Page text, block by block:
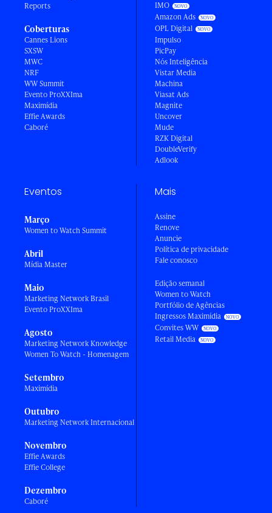
Reports
Coberturas
Cannes Lions
SXSW
MWC
NRF
WW Summit
Evento ProXXIma
Maximídia
Effie Awards
Caboré
IMO
Amazon Ads
OPL Digital
Impulso
PicPay
Nós Inteligência
Vistar Media
Machina
Viasat Ads
Magnite
Uncover
Mude
RZK Digital
DoubleVerify
Adlook
Eventos
Março
Women to Watch Summit
Abril
Mídia Master
Maio
Marketing Network Brasil
Evento ProXXIma
Agosto
Marketing Network Knowledge
Women To Watch - Homenagem
Setembro
Maximídia
Outubro
Marketing Network Internacional
Novembro
Effie Awards
Effie College
Dezembro
Caboré
Mais
Assine
Renove
Anuncie
Política de privacidade
Fale conosco
Edição semanal
Women to Watch
Portfólio de Agências
Ingressos Maximídia
Convites WW
Retail Media